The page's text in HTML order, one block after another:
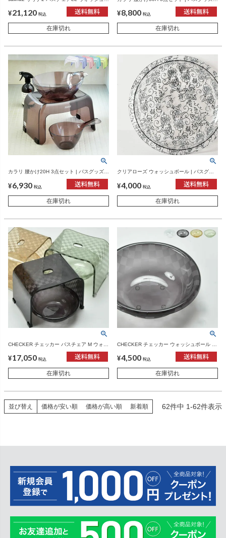
¥21,120 税込
在庫切れ
¥8,800 税込
在庫切れ
カラリ 腰かけ20H 3点セット | バスグッズ・
¥6,930 税込
在庫切れ
クリアローズ ウォッシュボール | バスグッ
¥4,000 税込
在庫切れ
CHECKER チェッカー バスチェア M ウォッ
子
¥17,050 税込
在庫切れ
CHECKER チェッカー ウォッシュボール |
¥4,500 税込
在庫切れ
並び替え 価格が安い順 価格が高い順 新着順 62件中 1-62件表示